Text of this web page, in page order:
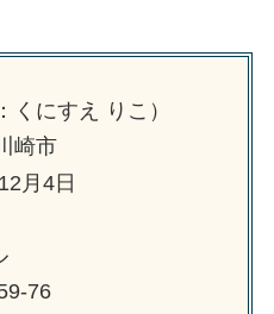
くにすえ りこ）
崎市
月4日
76